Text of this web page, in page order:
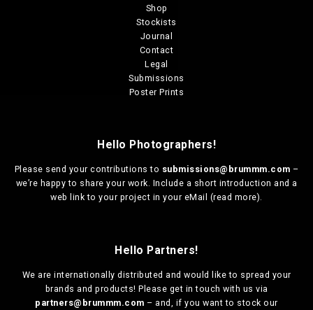
Shop
Stockists
Journal
Contact
Legal
Submissions
Poster Prints
Hello Photographers!
Please send your contributions to submissions@brummm.com –
we’re happy to share your work. Include a short introduction and a
web link to your project in your eMail (read more).
Hello Partners!
We are internationally distributed and would like to spread your
brands and products! Please get in touch with us via
partners@brummm.com – and, if you want to stock our